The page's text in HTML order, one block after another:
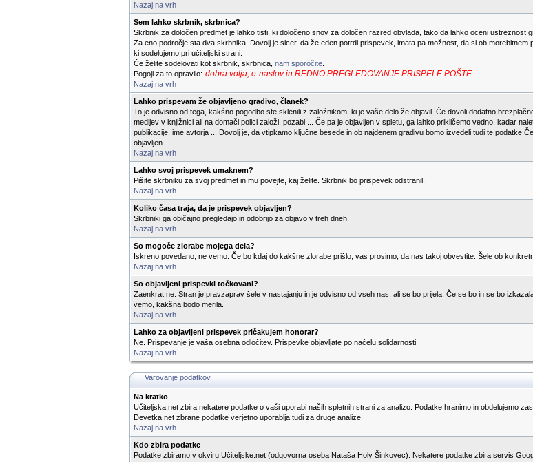
Nazaj na vrh
Sem lahko skrbnik, skrbnica?
Skrbnik za določen predmet je lahko tisti, ki določeno snov za določen razred obvlada, tako da lahko oceni
Za eno področje sta dva skrbnika. Dovolj je sicer, da že eden potrdi prispevek, imata pa možnost, da si ob
ki sodelujemo pri učiteljski strani.
Če želite sodelovati kot skrbnik, skrbnica, nam sporočite
Pogoji za to opravilo: dobra volja, e-naslov in REDNO PREGLEDOVANJE PRISPELE POŠTE
Nazaj na vrh
Lahko prispevam že objavljeno gradivo, članek?
To je odvisno od tega, kakšno pogodbo ste sklenili z založnikom, ki je vaše delo že objavil. Če dovoli dodatno
medijev v knjižnici ali na domači polici založi, pozabi ... Če pa je objavljen v spletu, ga lahko prikličemo vedno, kadar
publikacije, ime avtorja ... Dovolj je, da vtipkamo ključne besede in ob najdenem gradivu bomo izvedeli tudi te
objavljen.
Nazaj na vrh
Lahko svoj prispevek umaknem?
Pišite skrbniku za svoj predmet in mu povejte, kaj želite. Skrbnik bo prispevek odstranil.
Nazaj na vrh
Koliko časa traja, da je prispevek objavljen?
Skrbniki ga običajno pregledajo in odobrijo za objavo v treh dneh.
Nazaj na vrh
So mogoče zlorabe mojega dela?
Iskreno povedano, ne vemo. Če bo kdaj do kakšne zlorabe prišlo, vas prosimo, da nas takoj obvestite. Šele ob
Nazaj na vrh
So objavljeni prispevki točkovani?
Zaenkrat ne. Stran je pravzaprav šele v nastajanju in je odvisno od vseh nas, ali se bo prijela. Če se bo in se bo
vemo, kakšna bodo merila.
Nazaj na vrh
Lahko za objavljeni prispevek pričakujem honorar?
Ne. Prispevanje je vaša osebna odločitev. Prispevke objavljate po načelu solidarnosti.
Nazaj na vrh
Varovanje podatkov
Na kratko
Učiteljska.net zbira nekatere podatke o vaši uporabi naših spletnih strani za analizo. Podatke hranimo in obdelujemo
Devetka.net zbrane podatke verjetno uporablja tudi za druge analize.
Nazaj na vrh
Kdo zbira podatke
Podatke zbiramo v okviru Učiteljske.net (odgovorna oseba Nataša Holy Šinkovec). Nekatere podatke zbira servis